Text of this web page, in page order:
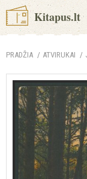
Kitapus.lt
PRADŽIA ATVIRUKAI